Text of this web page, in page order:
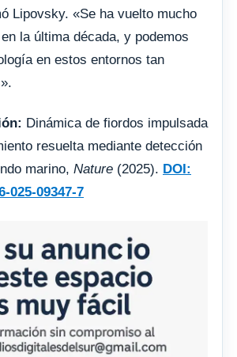
Lipovsky. «Se ha vuelto mucho
la última década, y podemos
en estos entornos tan
Dinámica de fiordos impulsada
resuelta mediante detección
marino, Nature (2025). DOI:
025-09347-7